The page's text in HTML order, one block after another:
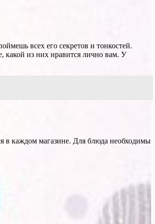
всех его секретов и тонкостей.
какой из них нравится лично вам. У
в каждом магазине. Для блюда необходимы